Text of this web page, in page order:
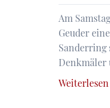
Am
Geuder
Sanderring
Denkmäler